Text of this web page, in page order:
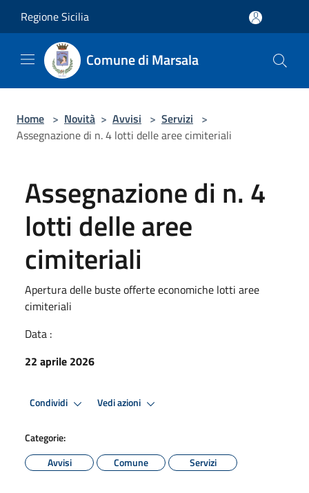
Regione Sicilia
Comune di Marsala
Home > Novità > Avvisi > Servizi >
Assegnazione di n. 4 lotti delle aree cimiteriali
Assegnazione di n. 4
lotti delle aree
cimiteriali
Apertura delle buste offerte economiche lotti aree
cimiteriali
Data :
22 aprile 2026
Condividi Vedi azioni
Categorie:
Avvisi
Comune Servizi